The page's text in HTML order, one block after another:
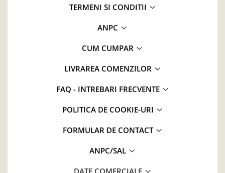
TERMENI SI CONDITII
ANPC
CUM CUMPAR
LIVRAREA COMENZILOR
FAQ - INTREBARI FRECVENTE
POLITICA DE COOKIE-URI
FORMULAR DE CONTACT
ANPC/SAL
DATE COMERCIALE